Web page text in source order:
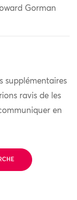
Gorman
supplémentaires
ravis de les
en